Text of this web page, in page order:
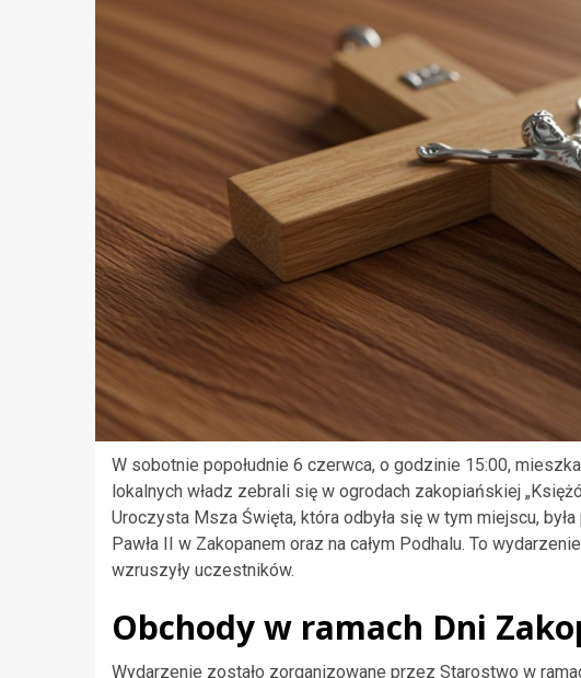
W sobotnie popołudnie 6 czerwca, o godzinie 15:00,
lokalnych władz zebrali się w ogrodach zakopiańskiej
Uroczysta Msza Święta, która odbyła się w tym miejscu,
Pawła II w Zakopanem oraz na całym Podhalu. To
wzruszyły uczestników.
Obchody w ramach Dni
Wydarzenie zostało zorganizowane przez Starostwo w